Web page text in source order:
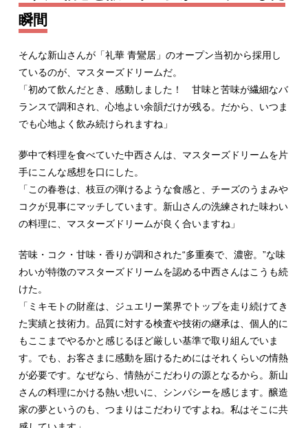
瞬間
そんな新山さんが「礼華 青鸞居」のオープン当初から採用し
ているのが、マスターズドリームだ。
「初めて飲んだとき、感動しました！ 甘味と苦味が繊細なバ
ランスで調和され、心地よい余韻だけが残る。だから、いつま
でも心地よく飲み続けられますね」
夢中で料理を食べていた中西さんは、マスターズドリームを片
手にこんな感想を口にした。
「この春巻は、枝豆の弾けるような食感と、チーズのうまみや
コクが見事にマッチしています。新山さんの洗練された味わい
の料理に、マスターズドリームが良く合いますね」
苦味・コク・甘味・香りが調和された“多重奏で、濃密。”な味
わいが特徴のマスターズドリームを認める中西さんはこうも続
けた。
「ミキモトの財産は、ジュエリー業界でトップを走り続けてき
た実績と技術力。品質に対する検査や技術の継承は、個人的に
もここまでやるかと感じるほど厳しい基準で取り組んでいま
す。でも、お客さまに感動を届けるためにはそれくらいの情熱
が必要です。なぜなら、情熱がこだわりの源となるから。新山
さんの料理にかける熱い想いに、シンパシーを感じます。醸造
家の夢というのも、つまりはこだわりですよね。私はそこに共